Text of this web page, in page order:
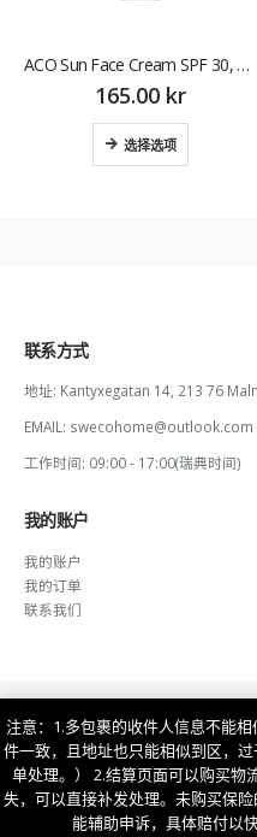
ACO Sun Face Cream SPF 30, 50 ml 防晒霜
165.00 kr
选择选项
联系方式
地址: Kantyxegatan 14, 213 76
EMAIL: swecohome@outlook.com
工作时间: 09:00 - 17:00(瑞典时间)
我的账户
我的账户
我的订单
联系我们
© Copyright 2023. 湖南若比邻国际供
注意：1.多包裹的收件人信息不能
件一致，且地址也只能相似到区，
单处理。） 2.结算页面可以购买物
失，可以直接补发处理。未购买保
能辅助申诉，具体赔付以